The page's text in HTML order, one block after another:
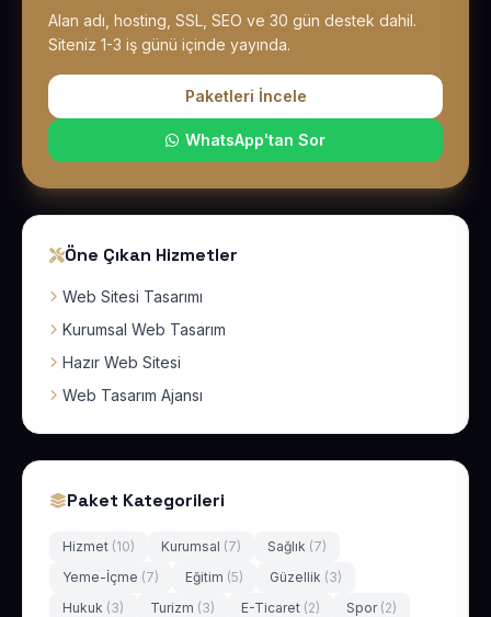
Alan adı, hosting, SSL, SEO ve 30 gün destek dahil.
Siteniz 1-3 iş günü içinde yayında.
Paketleri İncele
WhatsApp'tan Sor
Öne Çıkan Hizmetler
Web Sitesi Tasarımı
Kurumsal Web Tasarım
Hazır Web Sitesi
Web Tasarım Ajansı
Paket Kategorileri
Hizmet (10) Kurumsal (7) Sağlık (7)
Yeme-İçme (7) Eğitim (5) Güzellik (3)
Hukuk (3) Turizm (3) E-Ticaret (2) Spor (2)